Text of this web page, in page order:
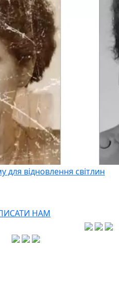
для відновлення світлин
НАМ